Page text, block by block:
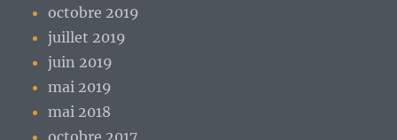
octobre 2019
juillet 2019
juin 2019
mai 2019
mai 2018